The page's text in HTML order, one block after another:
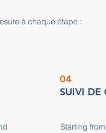
à chaque étape :
04
SUIVI DE
Starting